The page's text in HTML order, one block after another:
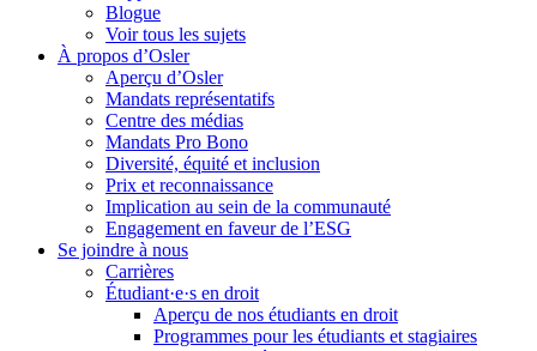
Blogue
Voir tous les sujets
À propos d’Osler
Aperçu d’Osler
Mandats représentatifs
Centre des médias
Mandats Pro Bono
Diversité, équité et inclusion
Prix ​​et reconnaissance
Implication au sein de la communauté
Engagement en faveur de l’ESG
Se joindre à nous
Carrières
Étudiant·e·s en droit
Aperçu de nos étudiants en droit
Programmes pour les étudiants et stagiaires